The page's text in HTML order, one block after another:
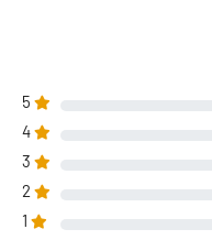
5
4
3
2
1